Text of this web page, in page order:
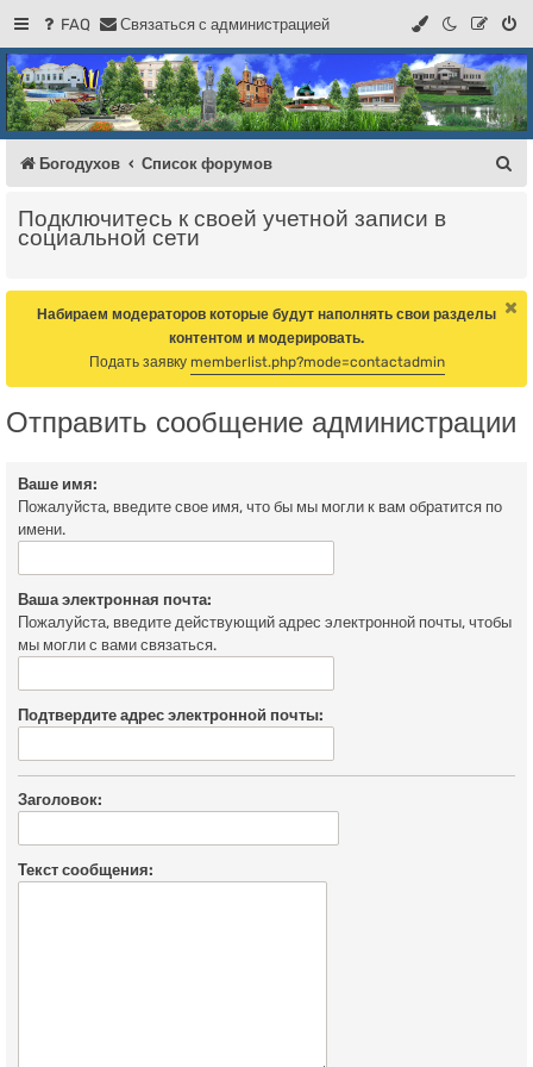
FAQ Связаться с администрацией
Регистрация
Форум Богодухова
Богодухов
Богодухов Список форумов
к
Подключитесь к своей учетной записи в
социальной сети
Набираем модераторов которые будут наполнять свои разделы
контентом и модерировать.
Подать заявку memberlist.php?mode=contactadmin
Отправить сообщение администрации
Ваше имя:
Пожалуйста, введите свое имя, что бы мы могли к вам обратится по
имени.
Ваша электронная почта:
Пожалуйста, введите действующий адрес электронной почты, чтобы
мы могли с вами связаться.
Подтвердите адрес электронной почты:
Заголовок:
Текст сообщения: